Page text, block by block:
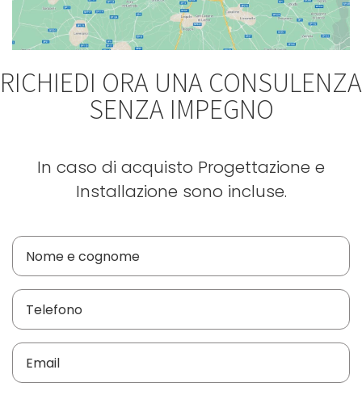
RICHIEDI ORA UNA CONSULENZA
SENZA IMPEGNO
In caso di acquisto Progettazione e
Installazione sono incluse.